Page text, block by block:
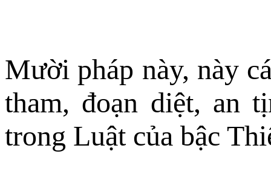
Mười pháp này, này
tham, đoạn diệt, an
trong Luật của bậc